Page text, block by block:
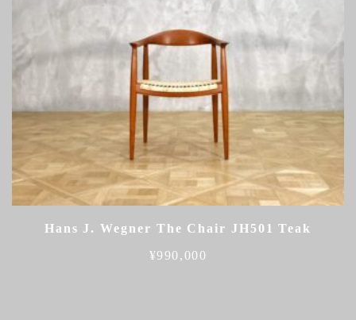
Hans J. Wegner The Chair JH501 Teak
¥990,000